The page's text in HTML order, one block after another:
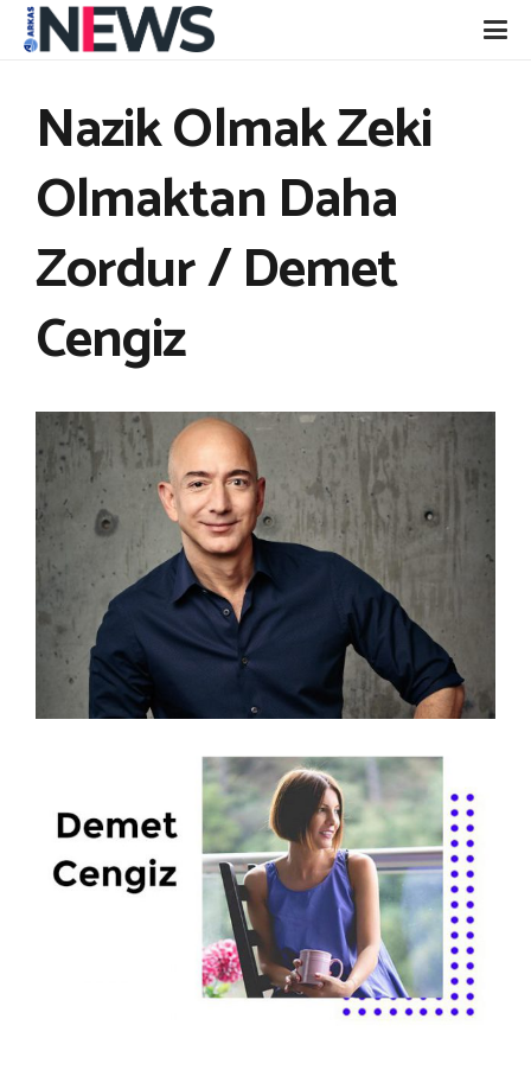
Nazik Olmak Zeki
Olmaktan Daha
Zordur / Demet
Cengiz